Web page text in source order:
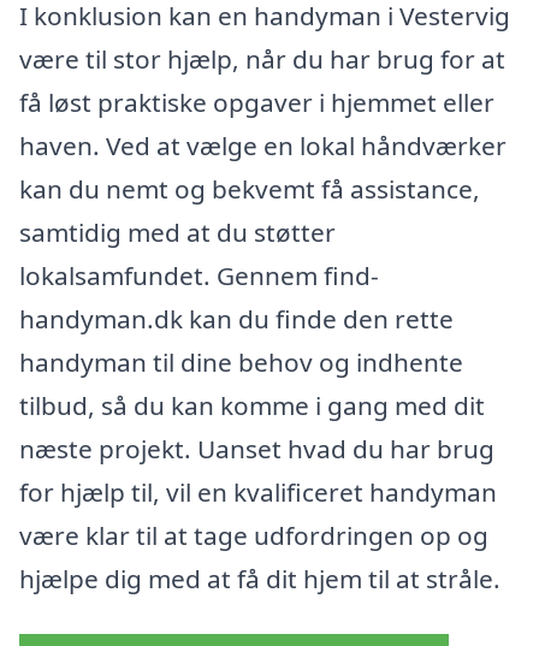
I konklusion kan en handyman i Vestervig
være til stor hjælp, når du har brug for at
få løst praktiske opgaver i hjemmet eller
haven. Ved at vælge en lokal håndværker
kan du nemt og bekvemt få assistance,
samtidig med at du støtter
lokalsamfundet. Gennem find-
handyman.dk kan du finde den rette
handyman til dine behov og indhente
tilbud, så du kan komme i gang med dit
næste projekt. Uanset hvad du har brug
for hjælp til, vil en kvalificeret handyman
være klar til at tage udfordringen op og
hjælpe dig med at få dit hjem til at stråle.